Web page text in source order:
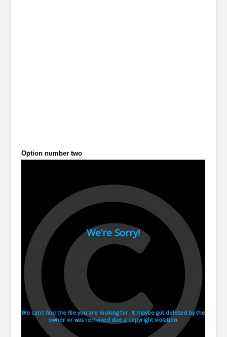
Option number two